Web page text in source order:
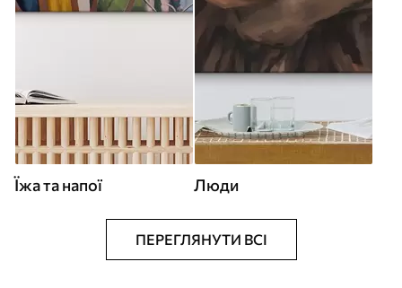
Їжа та напої Люди
ПЕРЕГЛЯНУТИ ВСІ